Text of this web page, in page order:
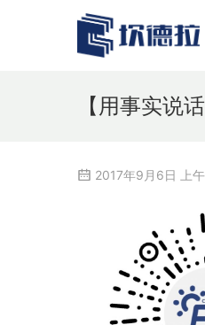
【用事实说
2017年9月6日 上